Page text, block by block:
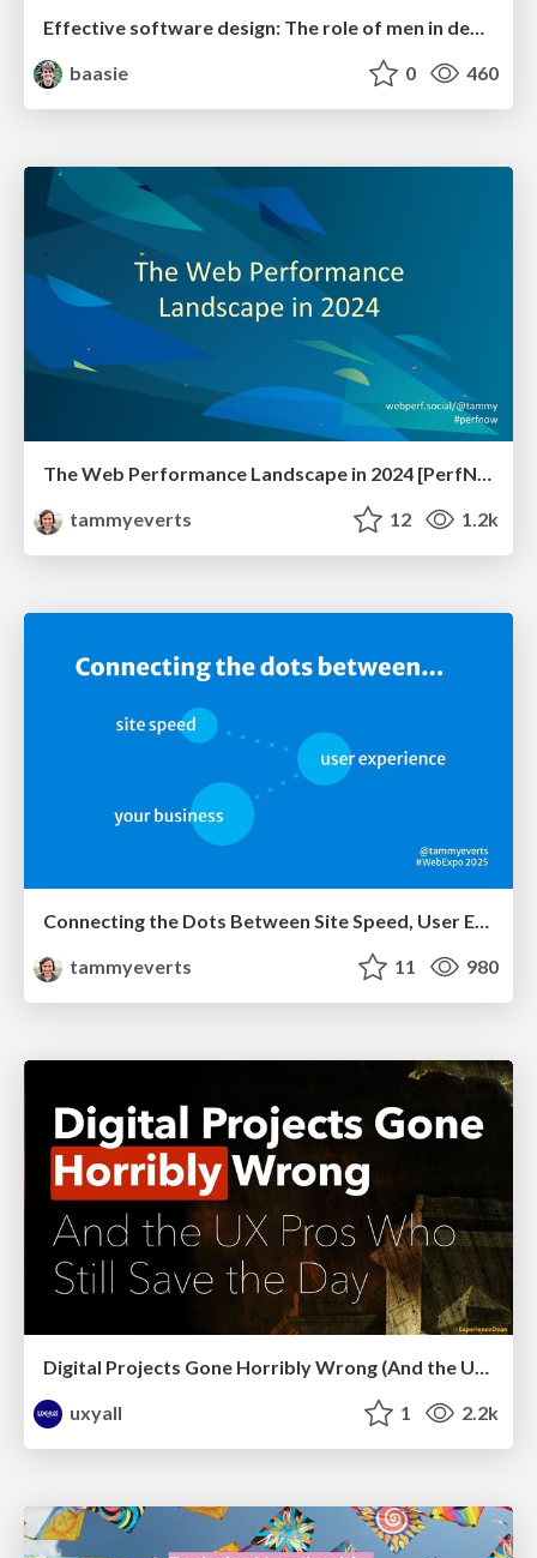
Effective software design: The role of men in debugging patriarchy in IT @ Voxxed Days AMS
baasie
0 460
The Web Performance Landscape in 2024 [PerfNow 2024]
tammyeverts
12 1.2k
Connecting the Dots Between Site Speed, User Experience & Your Business [WebExpo 2025]
tammyeverts
11 980
Digital Projects Gone Horribly Wrong (And the UX Pros Who Still Save the Day) - Dean Schuster
uxyall
1 2.2k